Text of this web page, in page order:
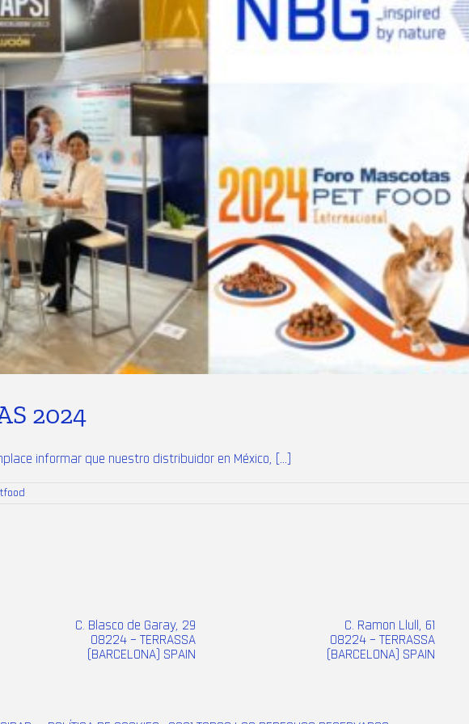
2024
informar que nuestro distribuidor en México, [...]
C. Blasco de Garay, 29
08224 – TERRASSA
(BARCELONA) SPAIN
C. Ramon Llull, 61
08224 – TERRASSA
(BARCELONA) SPAIN